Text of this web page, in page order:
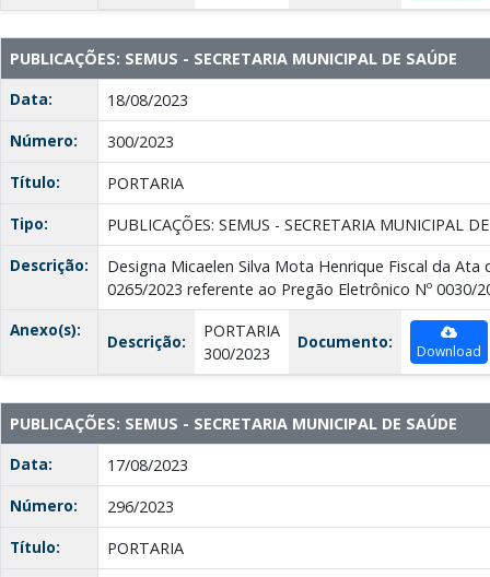
PUBLICAÇÕES: SEMUS - SECRETARIA MUNICIPAL DE SAÚDE
Data:
18/08/2023
Número:
300/2023
Título:
PORTARIA
Tipo:
PUBLICAÇÕES: SEMUS - SECRETARIA MUNICIPAL
Descrição:
Designa Micaelen Silva Mota Henrique Fiscal da Ata
0265/2023 referente ao Pregão Eletrônico Nº 0030/
Anexo(s):
Descrição:
PORTARIA
300/2023
Documento: Download
PUBLICAÇÕES: SEMUS - SECRETARIA MUNICIPAL DE SAÚDE
Data:
17/08/2023
Número:
296/2023
Título:
PORTARIA